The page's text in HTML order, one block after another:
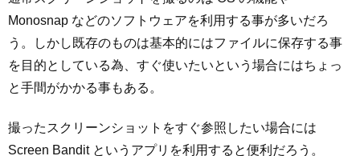
Monosnap などのソフトウェアを利用する事が多いだろ
う。しかし既存のものは基本的にはファイルに保存する事
を目的としている為、すぐ使いたいという場合にはちょっ
と手間がかかる事もある。
撮ったスクリーンショットをすぐ参照したい場合には
Screen Bandit というアプリを利用すると便利だろう。